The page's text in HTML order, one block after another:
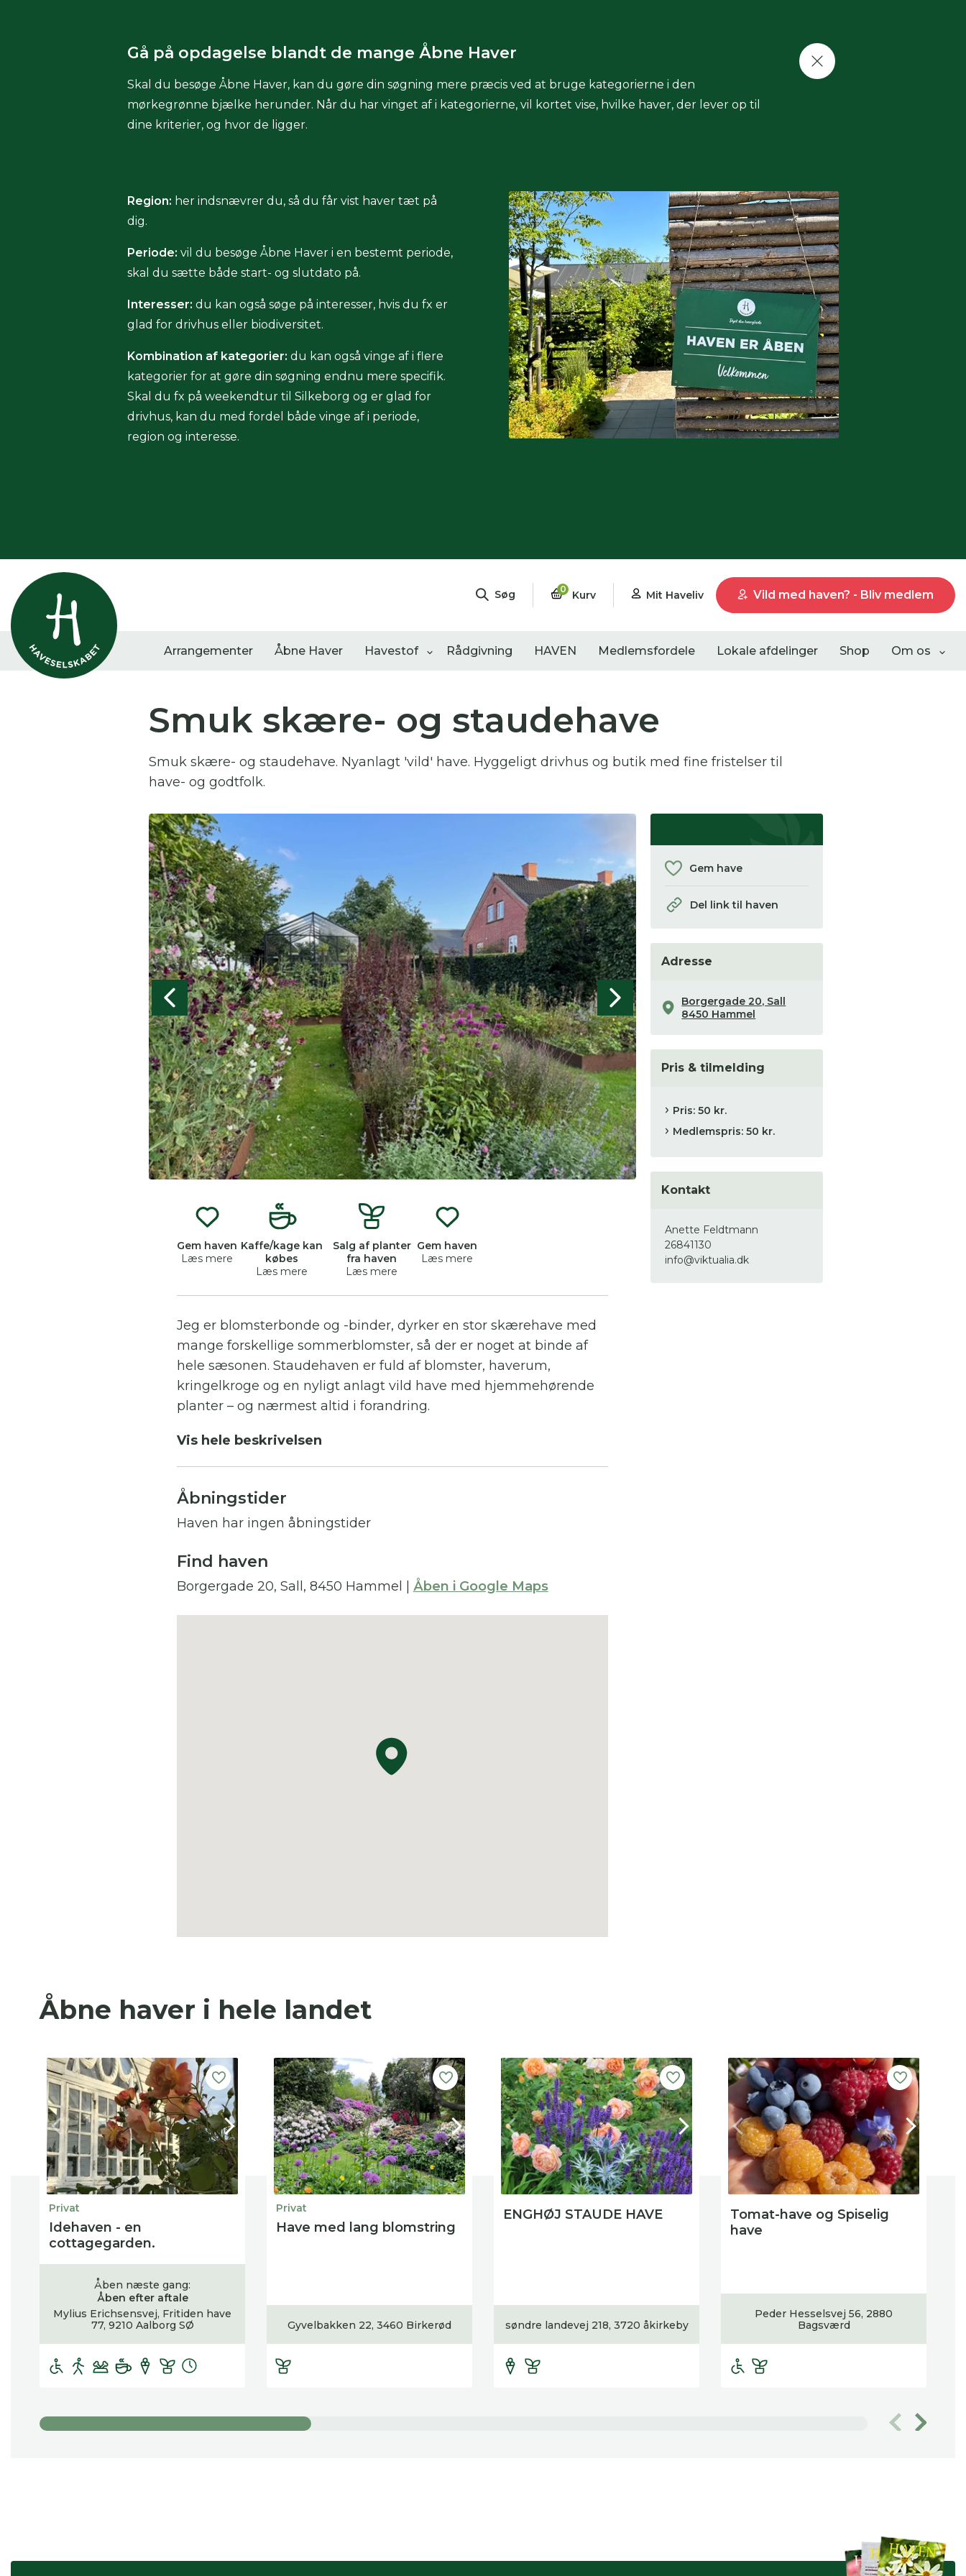
Gå på opdagelse blandt de mange Åbne Haver
Skal du besøge Åbne Haver, kan du gøre din søgning mere præcis ved at bruge kategorierne i den
mørkegrønne bjælke herunder. Når du har vinget af i kategorierne, vil kortet vise, hvilke haver, der lever op til
dine kriterier, og hvor de ligger.
Region: her indsnævrer du, så du får vist haver tæt på
dig.
Periode: vil du besøge Åbne Haver i en bestemt periode,
skal du sætte både start- og slutdato på.
Interesser: du kan også søge på interesser, hvis du fx er
glad for drivhus eller biodiversitet.
Kombination af kategorier: du kan også vinge af i flere
kategorier for at gøre din søgning endnu mere specifik.
Skal du fx på weekendtur til Silkeborg og er glad for
drivhus, kan du med fordel både vinge af i periode,
region og interesse.
Søg 0 Kurv Mit Haveliv Vild med haven? - Bliv medlem
Arrangementer Åbne Haver Havestof Rådgivning HAVEN Medlemsfordele Lokale afdelinger Shop Om os
resultater 0resultater 0resultater
Shop
0resultater 0resultater Liste visning
Du skal indtaste minimum 3 tegn for at se
resultater
Her kan du søge i hele vores katalog af artikler, arrangementer,
produkter og åbne haver.
Smuk skære- og staudehave
Smuk skære- og staudehave. Nyanlagt 'vild' have. Hyggeligt drivhus og butik med fine fristelser til
have- og godtfolk.
Gem haven
Læs mere
Kaffe/kage kan
købes
Læs mere
Salg af planter
fra haven
Læs mere
Gem haven
Læs mere
Jeg er blomsterbonde og -binder, dyrker en stor skærehave med
mange forskellige sommerblomster, så der er noget at binde af
hele sæsonen. Staudehaven er fuld af blomster, haverum,
kringelkroge og en nyligt anlagt vild have med hjemmehørende
planter – og nærmest altid i forandring.
På gården har jeg blomsterbutik og -værksted, fyldt med krukker,
potter, lys, vaser, planter, binderiartikler, kranse og alt muligt
andet fint.
Min ruhårede gravhund gør som bare pokker – og gør helt sikkert
at det er hendes gård. Derfor er det heller ikke en mulighed at
medbringe dit/dine egne dyr her.
Vis hele beskrivelsen
Åbningstider
Haven har ingen åbningstider
Find haven
Borgergade 20, Sall, 8450 Hammel | Åben i Google Maps
Gem have
Del link til haven
Adresse
Borgergade 20, Sall
8450 Hammel
Pris & tilmelding
Pris: 50 kr.
Medlemspris: 50 kr.
Kontakt
Anette Feldtmann
26841130
info@viktualia.dk
Åbne haver i hele landet
Privat
Idehaven - en
cottagegarden.
Åben næste gang:
Åben efter aftale
Mylius Erichsensvej, Fritiden have
77, 9210 Aalborg SØ
Privat
Have med lang blomstring
Gyvelbakken 22, 3460 Birkerød
ENGHØJ STAUDE HAVE
søndre landevej 218, 3720 åkirkeby
Tomat-have og Spiselig
have
Peder Hesselsvej 56, 2880
Bagsværd